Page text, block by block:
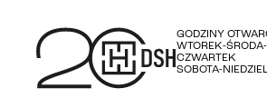
GODZINY
WTOREK-
CZWARTEK
SOBOTA-